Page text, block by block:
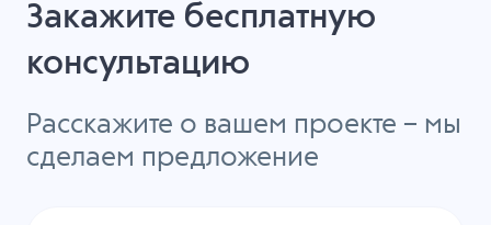
Закажите бесплатную
консультацию
Расскажите о вашем проекте – мы
сделаем предложение